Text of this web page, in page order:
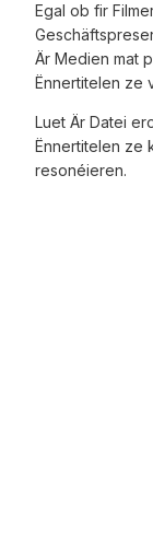
Egal ob fir
Är Medien mat
Ënnertitelen ze
Luet Är Datei
Ënnertitelen ze
resonéieren.